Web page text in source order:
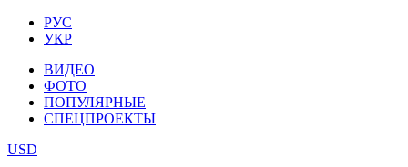
РУС
УКР
ВИДЕО
ФОТО
ПОПУЛЯРНЫЕ
СПЕЦПРОЕКТЫ
USD